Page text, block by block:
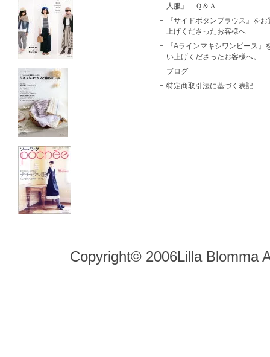
人服』 Ｑ＆Ａ
『サイドボタンブラウス』をお
上げくださったお客様へ
『Aラインマキシワンピース』
い上げくださったお客様へ。
ブログ
特定商取引法に基づく表記
Copyright© 2006Lilla Blomma